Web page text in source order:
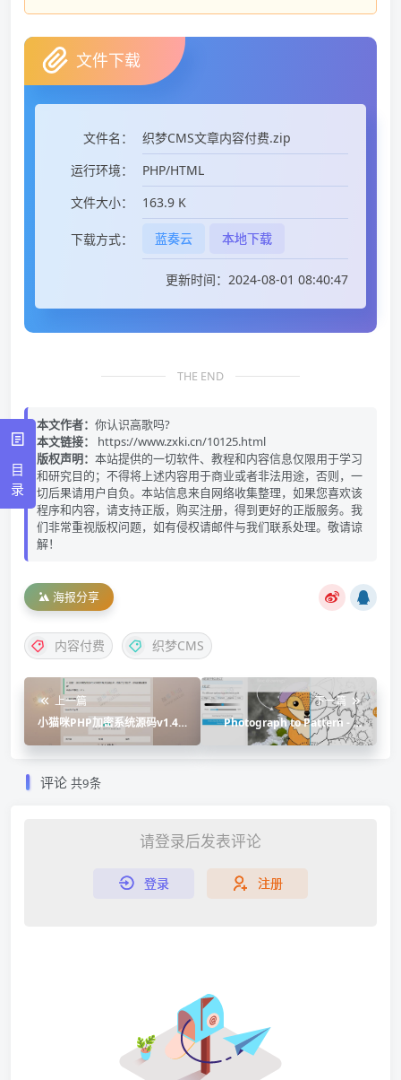
文件下载
文件名：
织梦CMS文章内容付费.zip
运行环境：
PHP/HTML
文件大小：
163.9 K
下载方式： 蓝奏云 本地下载
更新时间：2024-08-01 08:40:47
THE END
本文作者： 你认识高歌吗?
本文链接：
https://www.zxki.cn/10125.html
版权声明： 本站提供的一切软件、教程和内容信息仅限用于学习
和研究目的；不得将上述内容用于商业或者非法用途，否则，一
切后果请用户自负。本站信息来自网络收集整理，如果您喜欢该
程序和内容，请支持正版，购买注册，得到更好的正版服务。我
们非常重视版权问题，如有侵权请邮件与我们联系处理。敬请谅
解！
海报分享
内容付费 织梦CMS
上一篇
小猫咪PHP加密系统源码v1.4_
本地API接口
下一篇
Photograph to Pattern - 图
片转线稿工具
评论 共9条
请登录后发表评论
登录 注册
目
录